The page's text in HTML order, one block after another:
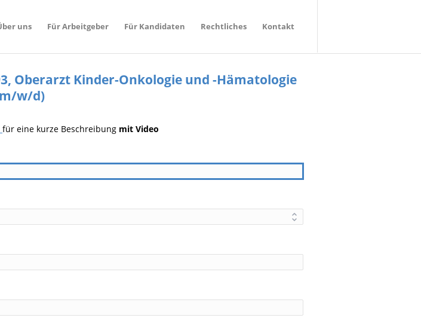
uns Für Arbeitgeber Für Kandidaten Rechtliches Kontakt
Oberarzt Kinder-Onkologie und -Hämatologie
w/d)
für eine kurze Beschreibung mit Video